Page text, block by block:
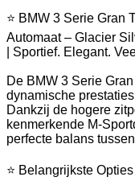
⭐ BMW 3 Serie Gran
Automaat – Glacier
| Sportief. Elegant.
De BMW 3 Serie
dynamische
Dankzij de hogere
kenmerkende M-
perfecte balans
⭐ Belangrijkste